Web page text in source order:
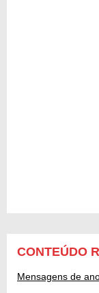
CONTEÚDO
Mensagens de